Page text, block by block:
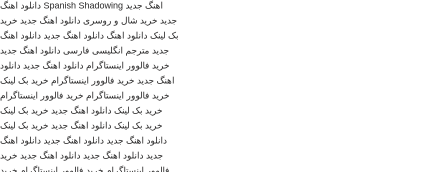
اهنگ جدید Spanish Shadowing دانلود اهنگ
جدید خرید شال و روسری دانلود اهنگ جدید خرید
بک لینک دانلود اهنگ دانلود اهنگ جدید دانلود اهنگ
جدید مترجم انگلیسی فارسی دانلود اهنگ جدید
خرید فالوور اینستاگرام دانلود اهنگ جدید دانلود
اهنگ جدید خرید فالوور اینستاگرام خرید بک لینک
خرید فالوور اینستاگرام خرید فالوور اینستاگرام
خرید بک لینک دانلود اهنگ جدید خرید بک لینک
خرید بک لینک دانلود اهنگ جدید خرید بک لینک
دانلود اهنگ جدید دانلود اهنگ جدید دانلود اهنگ
جدید دانلود اهنگ جدید دانلود اهنگ جدید خرید